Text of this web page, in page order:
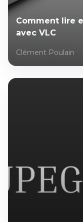
Comment lire
avec VLC
Clément Poulain